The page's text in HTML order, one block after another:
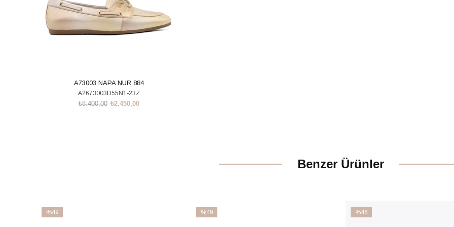
A73003 NAPA NUR 884
A2673003D55N1-23Z
₺2.450,00
₺8.400,00
Benzer Ürünler
%49
%49
%46